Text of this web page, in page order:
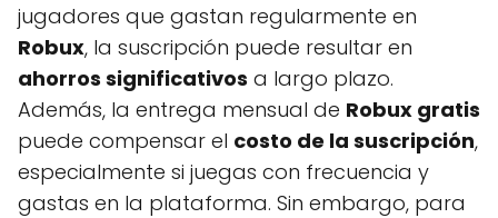
jugadores que gastan regularmente en
Robux, la suscripción puede resultar en
ahorros significativos a largo plazo.
Además, la entrega mensual de Robux gratis
puede compensar el costo de la suscripción,
especialmente si juegas con frecuencia y
gastas en la plataforma. Sin embargo, para